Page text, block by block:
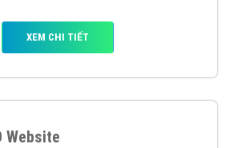
XEM CHI TIẾT
Website